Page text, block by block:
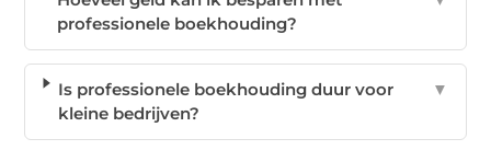
professionele boekhouding?
Is professionele boekhouding duur voor
kleine bedrijven?
▼